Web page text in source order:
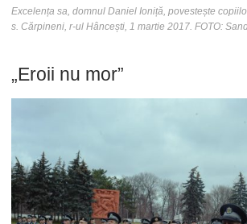
Excelența sa, domnul Daniel Ioniță, povestește
s. Cărpineni, r-ul Hâncești, 1 martie 2017. FOTO:
„Eroii nu mor”